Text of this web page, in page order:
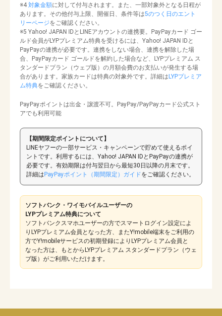
※4 対象金額に対して付与されます。また、一部対象外となる日程が
あります。その他付与上限、開催日、条件等は5のつく日のエント
リーページをご確認ください。
※5 Yahoo! JAPAN IDとLINEアカウントの連携要。PayPayカード ゴー
ルド会員がLYPプレミアム特典を受けるには、Yahoo! JAPAN IDと
PayPayの連携が必要です。連携をしない場合、連携を解除した場
合、PayPayカード ゴールドを解約した場合など、LYPプレミアム ス
タンダードプラン（ウェブ版）の月額会費のお支払いが発生する場
合があります。家族カードは特典の対象外です。詳細はLYPプレミア
ム特典をご確認ください。
PayPayポイントは出金・譲渡不可。PayPay/PayPayカード公式スト
アでも利用可能
【期間限定ポイントについて】
LINEヤフーの一部サービス・キャンペーンで貯めて使えるポイ
ントです。利用するには、Yahoo! JAPAN IDとPayPayの連携が
必要です。有効期限は付与翌日から最短30日以降の月末です。
詳細はPayPayポイント（期間限定）ガイドをご確認ください。
ソフトバンク・ワイモバイルユーザーの
LYPプレミアム特典について
ソフトバンクスマホユーザーの方でスマートログイン設定によ
りLYPプレミアム会員となった方、またY!mobile端末をご利用の
方でY!mobileサービスの初期登録によりLYPプレミアム会員と
なった方は、もとからLYPプレミアム スタンダードプラン（ウェ
ブ版）がご利用いただけます。